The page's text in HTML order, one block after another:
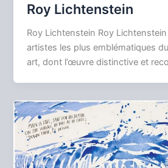
Roy Lichtenstein
Roy Lichtenstein Roy Lichtenstein
artistes les plus emblématiques
art, dont l’œuvre distinctive et